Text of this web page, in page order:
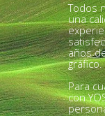
Todos
una
años
gráfico.
Para
con